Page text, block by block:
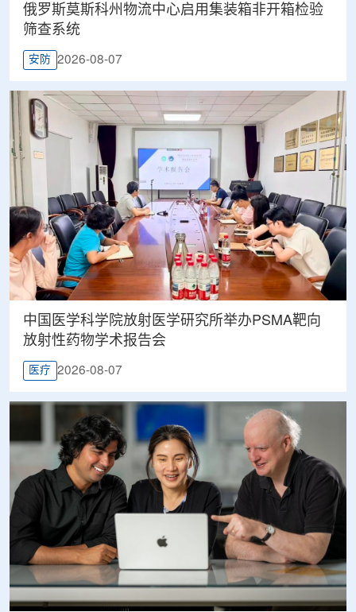
俄罗斯莫斯科州物流中心启用集装箱非开箱检验
筛查系统
安防 2026-08-07
中国医学科学院放射医学研究所举办PSMA靶向
放射性药物学术报告会
医疗 2026-08-07